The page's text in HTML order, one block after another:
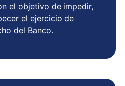
el objetivo de impedir,
el ejercicio de
del Banco.